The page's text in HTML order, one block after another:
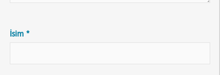
İsim *